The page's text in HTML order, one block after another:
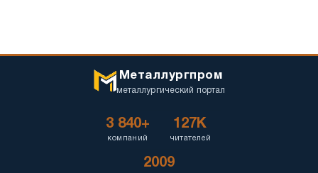
Металлургпром
металлургический портал
3 840+
компаний
127K
читателей
2009